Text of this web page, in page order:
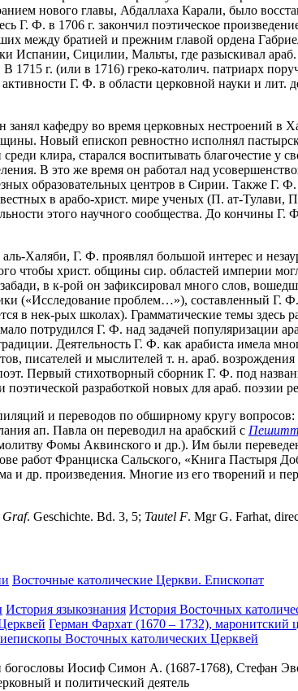
нового главы, Абдаллаха Карали, было
Г. Ф. в 1706 г. закончил поэтическое
между братией и прежним главой ордена
Испании, Сицилии, Мальты, где разыскивал
1715 г. (или в 1716) греко-католич. патриарх
Г. Ф. в области церковной науки и лит.
кафедру во время церковных нестроений в
Новый епископ ревностно исполнял
клира, старался воспитывать благочестие
В это же время он работал над
образовательных центров в Сирии. Также
в арабо-христ. мире ученых (П. ат-
этого научного сообщества. До кончины
Халяби, Г. Ф. проявлял большой интерес и
чтобы христ. общины сир. областей империи
в к-рой он зафиксировал много слов,
(«Исследование проблем…»), составленный Г.
в нек-рых школах). Грамматические темы
потрудился Г. Ф. над задачей популяризации
Деятельность Г. Ф. как арабиста имела
писателей и мыслителей т. н. араб.
Первый стихотворный сборник Г. Ф. под
поэтической разработкой новых для араб. поэзии
и переводов по обширному кругу
ап. Павла он переводил на арабский с
Фомы Аквинского и др.). Им были
работ Франциска Сальского, «Книга Пастыря
и др. произведения. Многие из его творений и
Graf. Geschichte. Bd. 3, 5; Tautel F. Mgr G. Farhat,
Восточные католические Церкви. Епископат
История языкознания История Восточных
Герман Фархат (1670 – 1732), маронитский
Восточных католических Церквей
богословы Иосиф Симон А. (1687-1768), Стефан
и политический деятель